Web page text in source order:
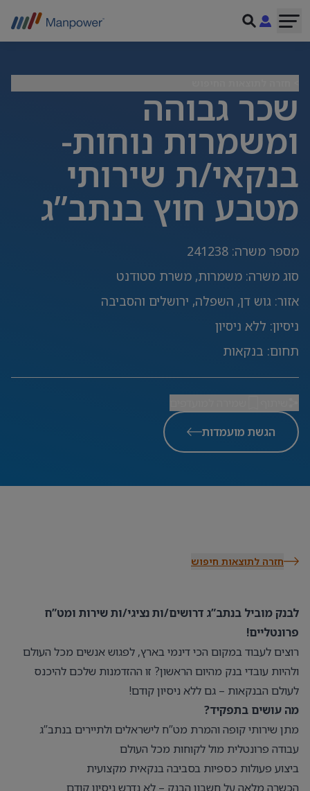
שכר גבוהה
ומשמרות נוחות-
בנקאי/ת שירותי
מטבע חוץ בנתב”ג
מספר משרה:
241238
סוג משרה: משמרות, משרת סטודנט
אזור: גוש דן, השפלה, ירושלים והסביבה
ניסיון: ללא ניסיון
תחום: בנקאות
הגשת מועמדות
חזרה לתוצאות חיפוש
לבנק מוביל בנתב”ג דרושים/ות נציגי/ות שירות ומט”ח
פרונטליים!
רוצים לעבוד במקום הכי דינמי בארץ, לפגוש אנשים מכל העולם
ולהיות עובדי בנק מהיום הראשון? זו ההזדמנות שלכם להיכנס
לעולם הבנקאות – גם ללא ניסיון קודם!
מה עושים בתפקיד?
מתן שירותי קופה והמרת מט”ח לישראלים ולתיירים בנתב”ג
עבודה פרונטלית מול לקוחות מכל העולם
ביצוע פעולות כספיות בסביבה בנקאית מקצועית
הכשרה מלאה על חשבון הבנק – לא נדרש ניסיון קודם